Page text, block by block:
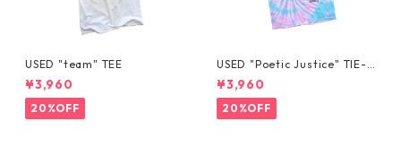
USED "team" TEE
¥3,960
20%OFF
USED "Poetic Justice" TIE-D
YE TEE
¥3,960
20%OFF